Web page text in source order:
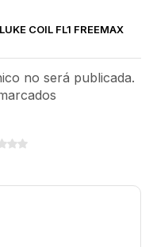
COIL FL1 FREEMAX
no será publicada.